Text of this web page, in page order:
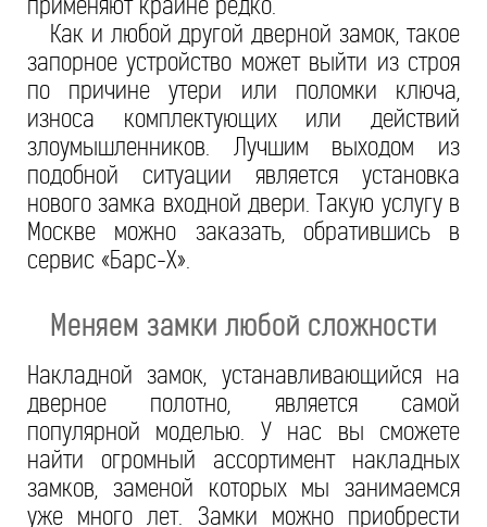
Как и любой другой дверной замок, такое
запорное устройство может выйти из строя
по причине утери или поломки ключа,
износа комплектующих или действий
злоумышленников. Лучшим выходом из
подобной ситуации является установка
нового замка входной двери. Такую услугу в
Москве можно заказать, обратившись в
сервис «Барс-Х».
Меняем замки любой сложности
Накладной замок, устанавливающийся на
дверное полотно, является самой
популярной моделью. У нас вы сможете
найти огромный ассортимент накладных
замков, заменой которых мы занимаемся
уже много лет. Замки можно приобрести